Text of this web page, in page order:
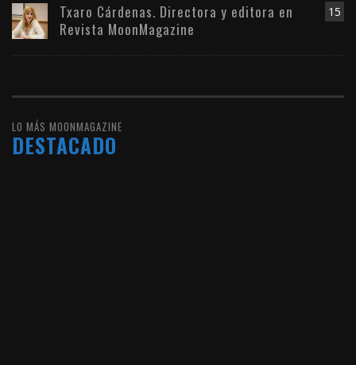
15
Txaro Cárdenas. Directora y editora en
Revista MoonMagazine
LO MÁS MOONMAGAZINE
DESTACADO